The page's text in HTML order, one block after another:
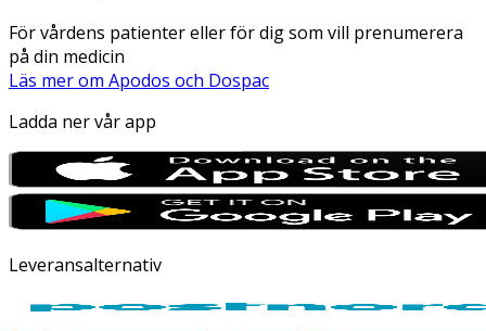
För vårdens patienter eller för dig som vill prenumerera
på din medicin
Läs mer om Apodos och Dospac
Ladda ner vår app
Leveransalternativ